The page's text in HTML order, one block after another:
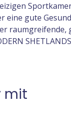
eine gute
raumgreifende,
mit